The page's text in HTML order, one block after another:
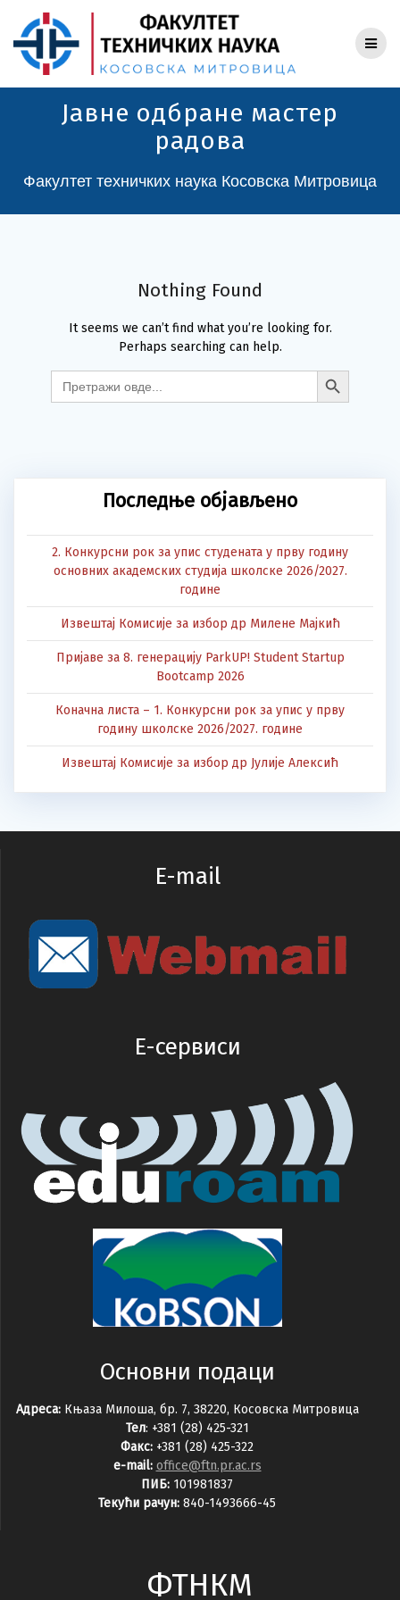
to
content
Јавне одбране мастер
радова
Факултет техничких наука Косовска Митровица
Nothing Found
It seems we can’t find what you’re looking for.
Perhaps searching can help.
Search
Search Button
Последње објављено
2. Конкурсни рок за упис студената у прву годину
основних академских студија школске 2026/2027.
године
Извештај Комисије за избор др Милене Мајкић
Пријаве за 8. генерацију ParkUP! Student Startup
Bootcamp 2026
Коначна листа – 1. Конкурсни рок за упис у прву
годину школске 2026/2027. године
Извештај Комисије за избор др Јулије Алексић
E-mail
E-сервиси
Основни подаци
Адреса: Књаза Милоша, бр. 7, 38220, Косовска Митровица
Тел: +381 (28) 425-321
Факс: +381 (28) 425-322
e-mail: office@ftn.pr.ac.rs
ПИБ: 101981837
Текући рачун: 840-1493666-45
ФТНКМ